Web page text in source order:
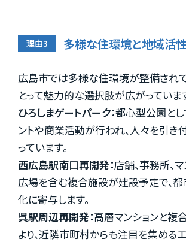
多様な住環境と地域活
広島市では多様な住環境が整備され
とって魅力的な選択肢が広がっていま
ひろしまゲートパーク：都心型公園と
ントや商業活動が行われ、人々を引き
っています。
西広島駅南口再開発：店舗、事務所、
広場を含む複合施設が建設予定で、
化に寄与します。
呉駅周辺再開発：高層マンションと複
より、近隣市町村からも注目を集める